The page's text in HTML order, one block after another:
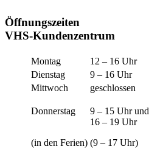
Öffnungszeiten
VHS-Kundenzentrum
Montag
12 – 16 Uhr
Dienstag
9 – 16 Uhr
Mittwoch
geschlossen
Donnerstag
(in den Ferien)
9 – 15 Uhr und
16 – 19 Uhr
(9 – 17 Uhr)